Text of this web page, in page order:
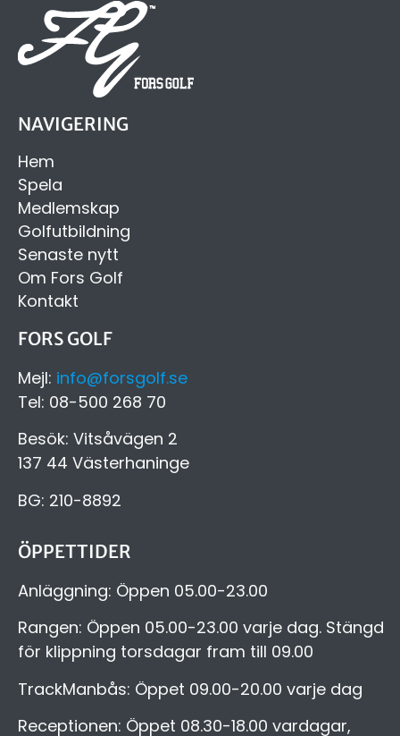
NAVIGERING
Hem
Spela
Medlemskap
Golfutbildning
Senaste nytt
Om Fors Golf
Kontakt
FORS GOLF
Mejl: info@forsgolf.se
Tel: 08-500 268 70
Besök: Vitsåvägen 2
137 44 Västerhaninge
BG: 210-8892
ÖPPETTIDER
Anläggning: Öppen 05.00-23.00
Rangen: Öppen 05.00-23.00 varje dag. Stängd
för klippning torsdagar fram till 09.00
TrackManbås: Öppet 09.00-20.00 varje dag
Receptionen: Öppet 08.30-18.00 vardagar,